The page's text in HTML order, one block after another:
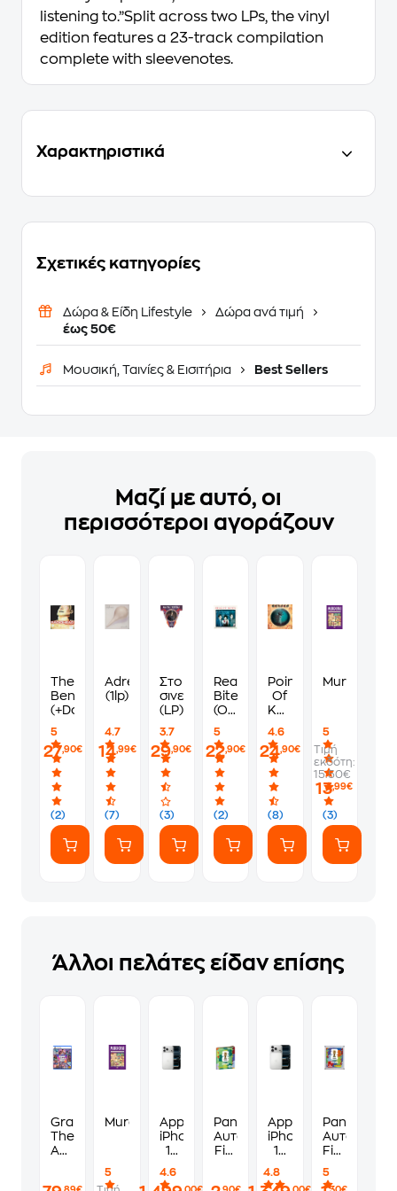
listening to.”Split across two LPs, the vinyl
edition features a 23-track compilation
complete with sleevenotes.
Χαρακτηριστικά
Σχετικές κατηγορίες
Δώρα & Είδη Lifestyle
Δώρα ανά τιμή
έως 50€
Μουσική, Ταινίες & Εισιτήρια Best Sellers
Μαζί με αυτό, οι
περισσότεροι αγοράζουν
The
Bends
(+Downloadcode)
5
(2)
27,90€
Adrenaline
(1lp)
4.7
(7)
14,99€
Στο
σινεμά
(LP)
3.7
(3)
29,90€
Reality
Bites
(Ost)
5
(2)
22,90€
Point
Of
Know
4.6
(8)
24,90€
Murdoku
5
(3)
Τιμή
εκδότη:
15.50€
13,99€
Άλλοι πελάτες είδαν επίσης
Grand
Theft
Auto
Standard
Murdoku
5
Apple
iPhone
17
Max
4.6
Panini
Αυτοκόλλητα
Fifa
Apple
iPhone
17
256GB
4.8
Panini
Fifa
Cup
5